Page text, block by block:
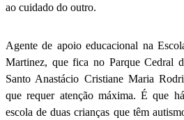
ao cuidado do outro.
Agente de apoio educacional na
Martinez, que fica no Parque Cedral
Santo Anastácio Cristiane Maria
que requer atenção máxima. É que
escola de duas crianças que têm